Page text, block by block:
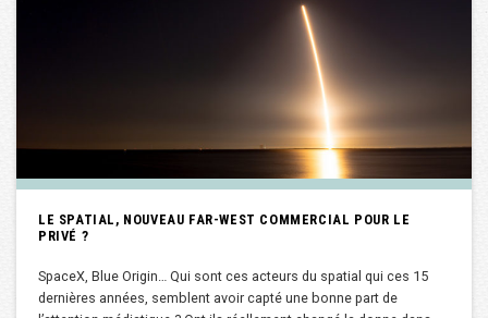
LE SPATIAL, NOUVEAU FAR-WEST COMMERCIAL POUR LE
PRIVÉ ?
SpaceX, Blue Origin… Qui sont ces acteurs du spatial qui ces 15
dernières années, semblent avoir capté une bonne part de